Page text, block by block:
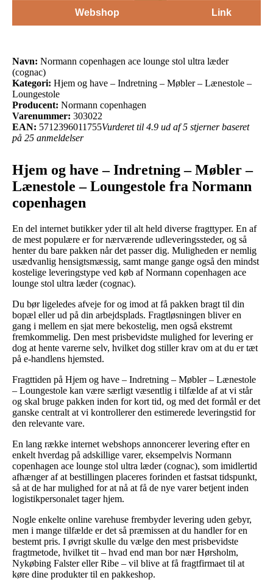
Webshop
Link
Navn: Normann copenhagen ace lounge stol ultra læder
(cognac)
Kategori: Hjem og have – Indretning – Møbler – Lænestole –
Loungestole
Producent: Normann copenhagen
Varenummer: 303022
EAN: 5712396011755Vurderet til 4.9 ud af 5 stjerner baseret
på 25 anmeldelser
Hjem og have – Indretning – Møbler –
Lænestole – Loungestole fra Normann
copenhagen
En del internet butikker yder til alt held diverse fragttyper. En af
de mest populære er for nærværende udleveringssteder, og så
henter du bare pakken når det passer dig. Muligheden er nemlig
usædvanlig hensigtsmæssig, samt mange gange også den mindst
kostelige leveringstype ved køb af Normann copenhagen ace
lounge stol ultra læder (cognac).
Du bør ligeledes afveje for og imod at få pakken bragt til din
bopæl eller ud på din arbejdsplads. Fragtløsningen bliver en
gang i mellem en sjat mere bekostelig, men også ekstremt
fremkommelig. Den mest prisbevidste mulighed for levering er
dog at hente varerne selv, hvilket dog stiller krav om at du er tæt
på e-handlens hjemsted.
Fragttiden på Hjem og have – Indretning – Møbler – Lænestole
– Loungestole kan være særligt væsentlig i tilfælde af at vi står
og skal bruge pakken inden for kort tid, og med det formål er det
ganske centralt at vi kontrollerer den estimerede leveringstid for
den relevante vare.
En lang række internet webshops annoncerer levering efter en
enkelt hverdag på adskillige varer, eksempelvis Normann
copenhagen ace lounge stol ultra læder (cognac), som imidlertid
afhænger af at bestillingen placeres forinden et fastsat tidspunkt,
så at de har mulighed for at nå at få de nye varer betjent inden
logistikpersonalet tager hjem.
Nogle enkelte online varehuse frembyder levering uden gebyr,
men i mange tilfælde er det så præmissen at du handler for en
bestemt pris. I øvrigt skulle du vælge den mest prisbevidste
fragtmetode, hvilket tit – hvad end man bor nær Hørsholm,
Nykøbing Falster eller Ribe – vil blive at få fragtfirmaet til at
køre dine produkter til en pakkeshop.